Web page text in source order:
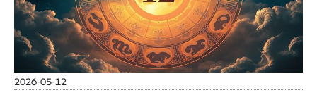
2026-05-12